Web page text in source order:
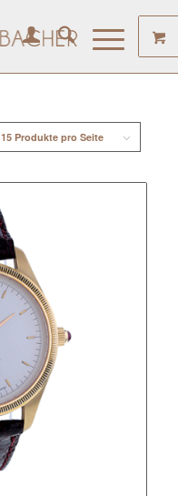
15 Produkte pro Seite